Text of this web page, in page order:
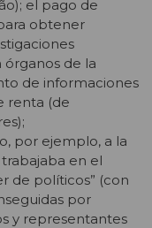
el pago de
obtener
órganos de la
de informaciones
renta (de
por ejemplo, a la
en el
de políticos” (con
por
y representantes